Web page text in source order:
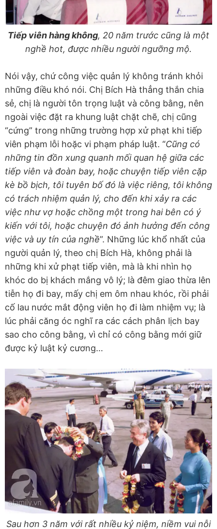
Tiếp viên hàng không, 20 năm trước cũng là một
nghề hot, được nhiều người ngưỡng mộ.
Nói vậy, chứ công việc quản lý không tránh khỏi
những điều khó nói. Chị Bích Hà thẳng thắn chia
sẻ, chị là người tôn trọng luật và công bằng, nên
ngoài việc đặt ra khung luật chặt chẽ, chị cũng
“cứng” trong những trường hợp xử phạt khi tiếp
viên phạm lỗi hoặc vi phạm pháp luật. “Cũng có
những tin đồn xung quanh mối quan hệ giữa các
tiếp viên và đoàn bay, hoặc chuyện tiếp viên cặp
kè bồ bịch, tôi tuyên bố đó là việc riêng, tôi không
có trách nhiệm quản lý, cho đến khi xảy ra các
việc như vợ hoặc chồng một trong hai bên có ý
kiến với tôi, hoặc chuyện đó ảnh hưởng đến công
việc và uy tín của nghề”. Những lúc khổ nhất của
người quản lý, theo chị Bích Hà, không phải là
những khi xử phạt tiếp viên, mà là khi nhìn họ
khóc do bị khách mắng vô lý; là đêm giao thừa lên
tiễn họ đi bay, mấy chị em ôm nhau khóc, rồi phải
cố lau nước mắt động viên họ đi làm nhiệm vụ; là
lúc phải căng óc nghĩ ra các cách phân lịch bay
sao cho công bằng, vì chỉ có công bằng mới giữ
được kỷ luật kỷ cương…
Sau hơn 3 năm với rất nhiều kỷ niệm, niềm vui nỗi